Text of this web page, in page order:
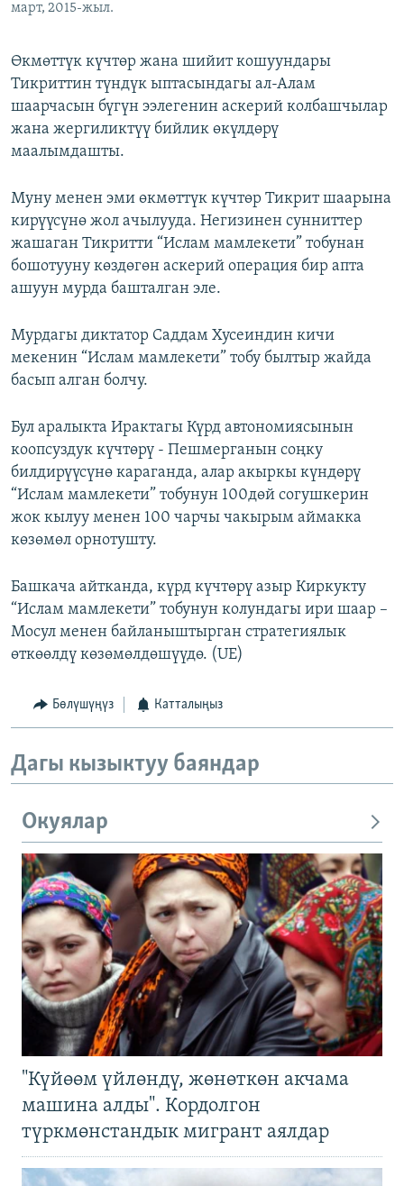
март, 2015-жыл.
Өкмөттүк күчтөр жана шийит кошуундары
Тикриттин түндүк ыптасындагы ал-Алам
шаарчасын бүгүн ээлегенин аскерий колбашчылар
жана жергиликтүү бийлик өкүлдөрү
маалымдашты.
Муну менен эми өкмөттүк күчтөр Тикрит шаарына
кирүүсүнө жол ачылууда. Негизинен сунниттер
жашаган Тикритти “Ислам мамлекети” тобунан
бошотууну көздөгөн аскерий операция бир апта
ашуун мурда башталган эле.
Мурдагы диктатор Саддам Хусеиндин кичи
мекенин “Ислам мамлекети” тобу былтыр жайда
басып алган болчу.
Бул аралыкта Ирактагы Күрд автономиясынын
коопсуздук күчтөрү - Пешмерганын соңку
билдирүүсүнө караганда, алар акыркы күндөрү
“Ислам мамлекети” тобунун 100дөй согушкерин
жок кылуу менен 100 чарчы чакырым аймакка
көзөмөл орнотушту.
Башкача айтканда, күрд күчтөрү азыр Киркукту
“Ислам мамлекети” тобунун колундагы ири шаар –
Мосул менен байланыштырган стратегиялык
өткөөлдү көзөмөлдөшүүдө. (UE)
Бөлүшүңүз Катталыңыз
Дагы кызыктуу баяндар
Окуялар
"Күйөөм үйлөндү, жөнөткөн акчама
машина алды". Кордолгон
түркмөнстандык мигрант аялдар